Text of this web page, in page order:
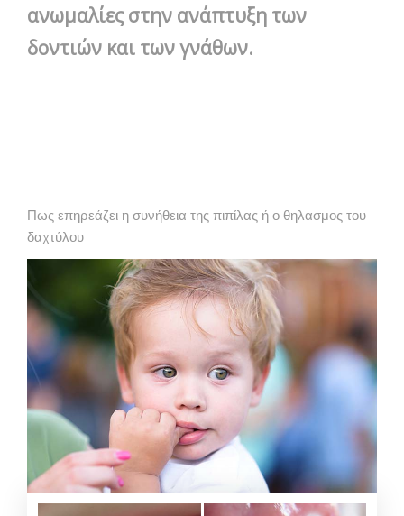
ανωμαλίες στην ανάπτυξη των
δοντιών και των γνάθων.
Πως επηρεάζει η συνήθεια της πιπίλας ή ο θηλασμος του
δαχτύλου